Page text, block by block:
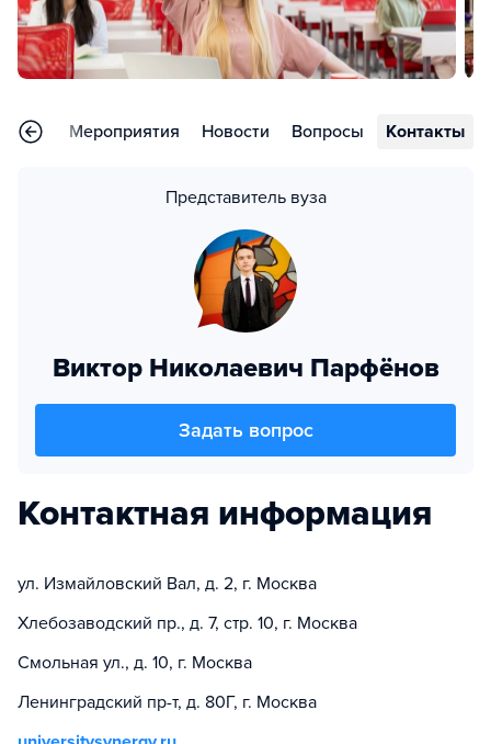
Мероприятия Новости Вопросы Контакты
Представитель вуза
Виктор Николаевич Парфёнов
Задать вопрос
Контактная информация
ул. Измайловский Вал, д. 2, г. Москва
Хлебозаводский пр., д. 7, стр. 10, г. Москва
Смольная ул., д. 10, г. Москва
Ленинградский пр-т, д. 80Г, г. Москва